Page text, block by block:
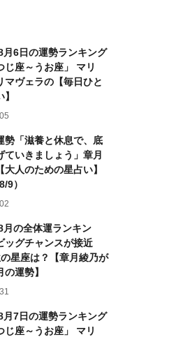
月6日の運勢ランキング
じ座～うお座」 マリ
マヴェラの【毎日ひと
勢「滋養と休息で、底
ていきましょう」章月
大人のための星占い】
9）
月の全体運ランキン
ッグチャンスが接近
星座は？【章月綾乃が
運勢】
月7日の運勢ランキング
じ座～うお座」 マリ